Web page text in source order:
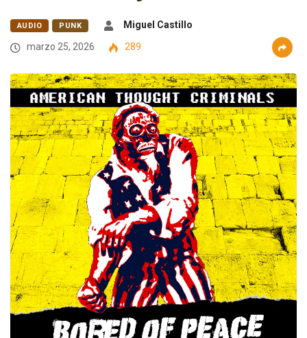
AUDIO PUNK
Miguel Castillo
marzo 25, 2026
289